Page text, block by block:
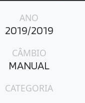
ANO
2019/2019
CÂMBIO
MANUAL
CATEGORIA